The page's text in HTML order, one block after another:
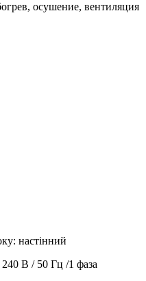
осушение, вентиляция
: настінний
240 В / 50 Гц /1 фаза